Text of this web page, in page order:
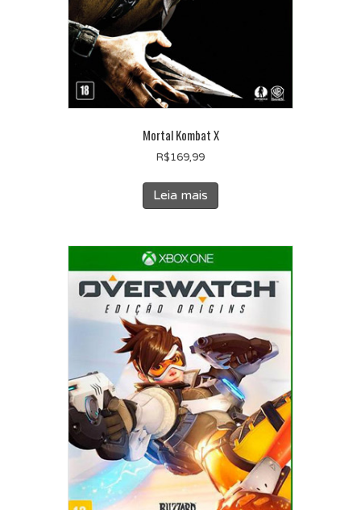
Mortal Kombat X
R$169,99
Leia mais